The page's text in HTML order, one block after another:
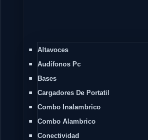
Altavoces
Audífonos Pc
Bases
Cargadores De Portatil
Combo Inalambrico
Combo Alambrico
Conectividad